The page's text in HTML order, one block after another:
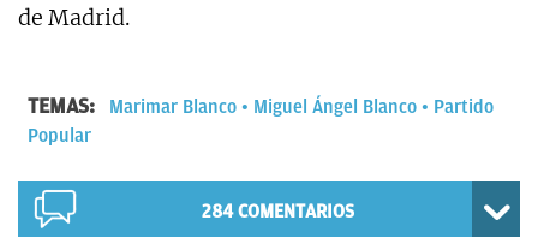
de Madrid.
TEMAS: Marimar Blanco Miguel Ángel Blanco
Partido
Popular
284COMENTARIOS